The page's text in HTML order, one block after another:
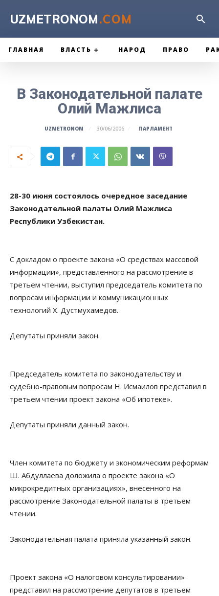
UZMETRONOM.COM
ГЛАВНАЯ ВЛАСТЬ НАРОД ПРАВО
В Законодательной палате
Олий Мажлиса
UZMETRONOM 30/06/2006 ПАРЛАМЕНТ
28-30 июня состоялось очередное заседание
Законодательной палаты Олий Мажлиса
Республики Узбекистан.
С докладом о проекте закона «О средствах массовой
информации», представленного на рассмотрение в
третьем чтении, выступил председатель комитета по
вопросам информации и коммуникационных
технологий Х. Дустмухамедов.
Депутаты приняли закон.
Председатель комитета по законодательству и
судебно-правовым вопросам Н. Исмаилов представил в
третьем чтении проект закона «Об ипотеке».
Депутаты приняли данный закон.
Член комитета по бюджету и экономическим реформам
Ш. Абдуллаева доложила о проекте закона «О
микрокредитных организациях», внесенного на
рассмотрение Законодательной палаты в третьем
чтении.
Законодательная палата приняла указанный закон.
Проект закона «О налоговом консультировании»
представил на рассмотрение депутатов в третьем